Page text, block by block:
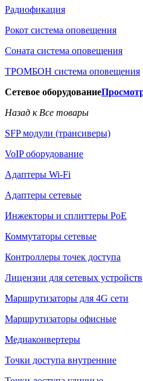
Радиофикация
Рокот система оповещения
Соната система оповещения
ТРОМБОН система оповещения
Сетевое оборудование
Назад к Все товары
SFP модули (трансиверы)
VoIP оборудование
Адаптеры Wi-Fi
Адаптеры сетевые
Инжекторы и сплиттеры РоЕ
Коммутаторы сетевые
Контроллеры точек доступа
Лицензии для сетевых устройств
Маршрутизаторы для 4G сети
Маршрутизаторы офисные
Медиаконвертеры
Точки доступа внутренние